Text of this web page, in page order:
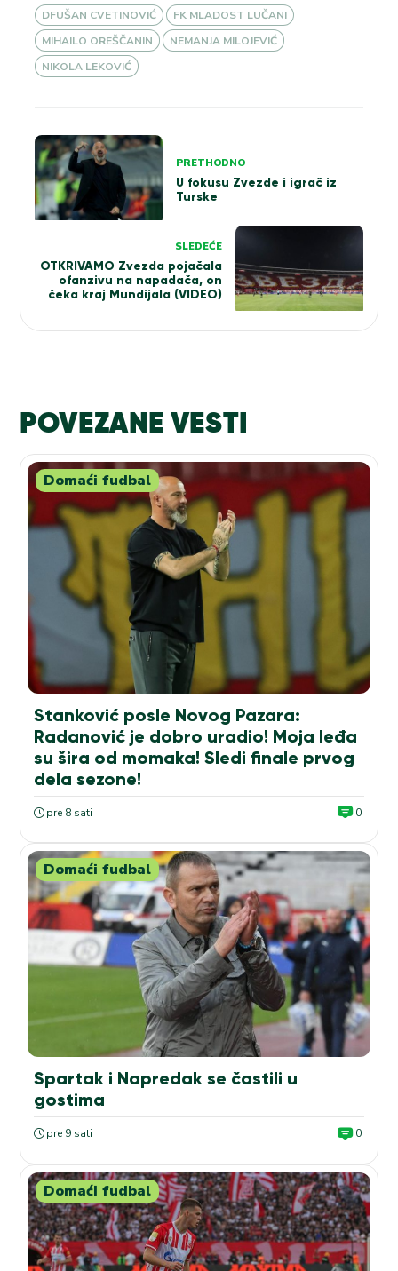
DFUŠAN CVETINOVIĆ
FK MLADOST LUČANI
MIHAILO OREŠČANIN
NEMANJA MILOJEVIĆ
NIKOLA LEKOVIĆ
Kretanje
članka
PRETHODNO
U fokusu Zvezde i igrač iz
Turske
SLEDEĆE
OTKRIVAMO Zvezda pojačala
ofanzivu na napadača, on
čeka kraj Mundijala (VIDEO)
POVEZANE VESTI
Domaći fudbal
Stanković posle Novog Pazara:
Radanović je dobro uradio! Moja leđa
su šira od momaka! Sledi finale prvog
dela sezone!
pre 8 sati 0
Domaći fudbal
Spartak i Napredak se častili u
gostima
pre 9 sati 0
Domaći fudbal